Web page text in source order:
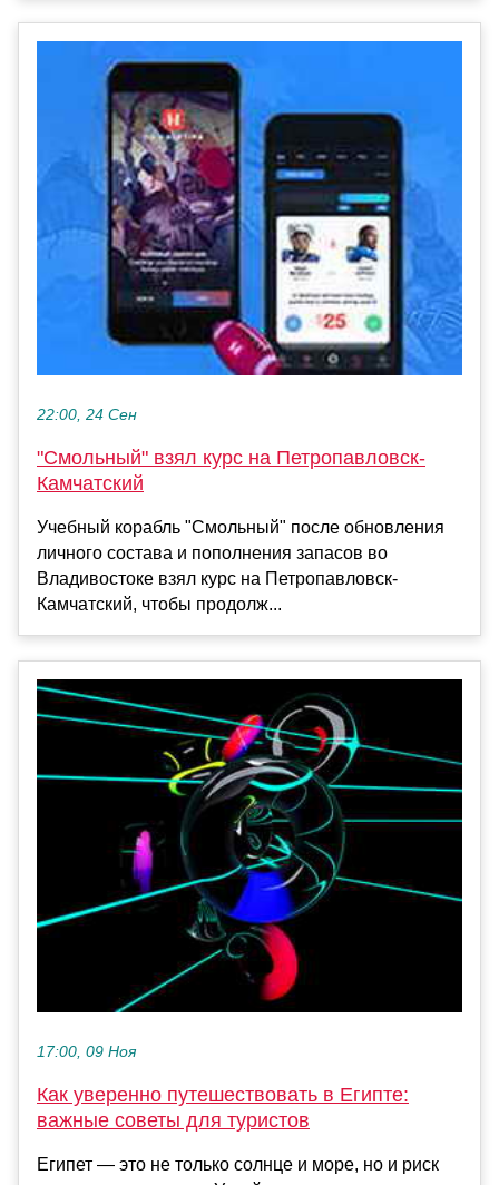
22:00, 24 Сен
"Смольный" взял курс на Петропавловск-
Камчатский
Учебный корабль "Смольный" после обновления
личного состава и пополнения запасов во
Владивостоке взял курс на Петропавловск-
Камчатский, чтобы продолж...
17:00, 09 Ноя
Как уверенно путешествовать в Египте:
важные советы для туристов
Египет — это не только солнце и море, но и риск